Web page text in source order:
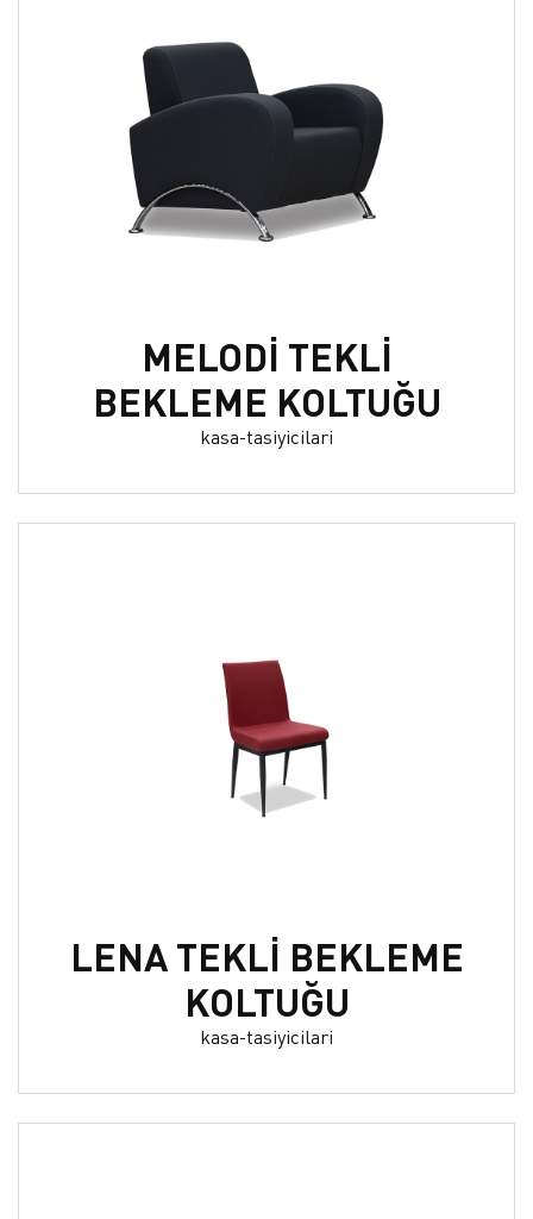
MELODİ TEKLİ
BEKLEME KOLTUĞU
kasa-tasiyicilari
LENA TEKLİ BEKLEME
KOLTUĞU
kasa-tasiyicilari